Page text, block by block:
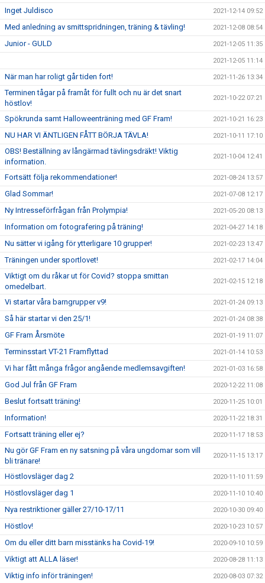
Inget Juldisco 2021-12-14 09:52
Med anledning av smittspridningen, träning & tävling! 2021-12-08 08:54
Junior - GULD 2021-12-05 11:35
2021-12-05 11:14
När man har roligt går tiden fort! 2021-11-26 13:34
Terminen tågar på framåt för fullt och nu är det snart
höstlov!
2021-10-22 07:21
Spökrunda samt Halloweenträning med GF Fram! 2021-10-21 16:23
NU HAR VI ÄNTLIGEN FÅTT BÖRJA TÄVLA! 2021-10-11 17:10
OBS! Beställning av långärmad tävlingsdräkt! Viktig
information.
2021-10-04 12:41
Fortsätt följa rekommendationer! 2021-08-24 13:57
Glad Sommar! 2021-07-08 12:17
Ny Intresseförfrågan från Prolympia! 2021-05-20 08:13
Information om fotografering på träning! 2021-04-27 14:18
Nu sätter vi igång för ytterligare 10 grupper! 2021-02-23 13:47
Träningen under sportlovet! 2021-02-17 14:04
Viktigt om du råkar ut för Covid? stoppa smittan
omedelbart.
2021-02-15 12:18
Vi startar våra barngrupper v9! 2021-01-24 09:13
Så här startar vi den 25/1! 2021-01-24 08:38
GF Fram Årsmöte 2021-01-19 11:07
Terminsstart VT-21 Framflyttad 2021-01-14 10:53
Vi har fått många frågor angående medlemsavgiften! 2021-01-03 16:58
God Jul från GF Fram 2020-12-22 11:08
Beslut fortsatt träning! 2020-11-25 10:01
Information! 2020-11-22 18:31
Fortsatt träning eller ej? 2020-11-17 18:53
Nu gör GF Fram en ny satsning på våra ungdomar som vill
bli tränare!
2020-11-15 13:17
Höstlovsläger dag 2 2020-11-10 11:59
Höstlovsläger dag 1 2020-11-10 10:40
Nya restriktioner gäller 27/10-17/11 2020-10-30 09:40
Höstlov! 2020-10-23 10:57
Om du eller ditt barn misstänks ha Covid-19! 2020-09-10 10:59
Viktigt att ALLA läser! 2020-08-28 11:13
Viktig info inför träningen! 2020-08-03 07:32